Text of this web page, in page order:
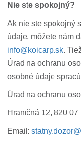
Nie ste spokojný?
Ak nie ste spokojný
údaje, môžete nám
info@koicarp.sk.
Úrad na ochranu
osobné údaje
Úrad na ochranu
Hraničná 12, 820 07
Email: